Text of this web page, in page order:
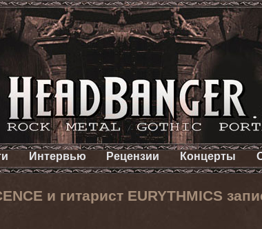
Интервью Рецензии Концерты
и гитарист EURYTHMICS